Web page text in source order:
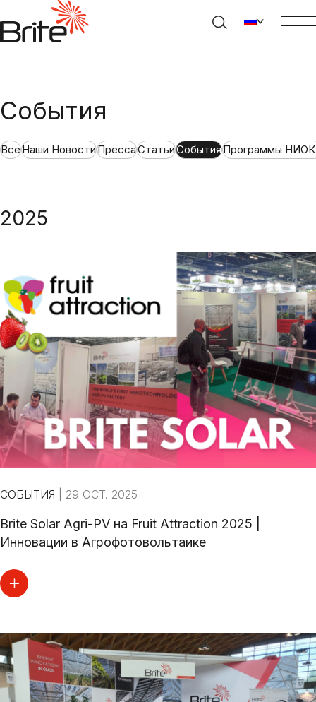
События
ВсеНаши НовостиПрессаСтатьиСобытияПрограммы
2025
СОБЫТИЯ 29 OCT. 2025
Brite Solar Agri-PV на Fruit Attraction 2025 |
Инновации в Агрофотовольтаике